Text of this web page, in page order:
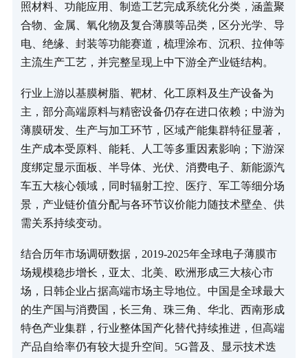
照材料、功能应用、制造工艺完成系统化分类，涵盖聚
合物、金属、氧化物及复合薄膜等品类，区分光学、导
电、绝缘、封装等功能赛道，梳理涂布、沉积、拉伸等
主流生产工艺，并完整呈现上中下游全产业链结构。
行业上游以基膜树脂、靶材、化工原料及生产设备为
主，部分高端原料与精密设备仍存在进口依赖；中游为
薄膜研发、生产与加工环节，区域产能集群特征显著，
生产成本受原料、能耗、人工等多重因素影响；下游深
度绑定显示面板、半导体、光伏、消费电子、新能源汽
车五大核心领域，同时辐射工控、医疗、军工等细分场
景，产业链价值分配与各环节议价能力随技术壁垒、供
需关系持续变动。
结合历年市场调研数据，2019-2025年全球电子薄膜市
场规模稳步增长，亚太、北美、欧洲形成三大核心市
场，日韩企业占据高端市场主导地位。中国是全球最大
的生产国与消费国，长三角、珠三角、华北、西南形成
特色产业集群，行业整体国产化替代持续推进，但高端
产品自给率仍有较大提升空间。5G普及、显示技术迭